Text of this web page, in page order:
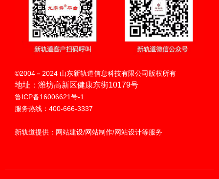
扫码呼叫
©2004－2024 山东新轨道信息科技有限公司版权所有
地址：潍坊高新区健康东街10179号
鲁ICP备16006621号-1
服务热线：400-666-3337
新轨道提供：网站建设/网站制作/网站设计等服务